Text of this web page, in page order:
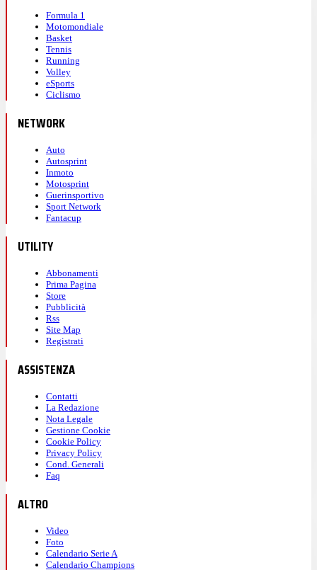
Formula 1
Motomondiale
Basket
Tennis
Running
Volley
eSports
Ciclismo
NETWORK
Auto
Autosprint
Inmoto
Motosprint
Guerinsportivo
Sport Network
Fantacup
UTILITY
Abbonamenti
Prima Pagina
Store
Pubblicità
Rss
Site Map
Registrati
ASSISTENZA
Contatti
La Redazione
Nota Legale
Gestione Cookie
Cookie Policy
Privacy Policy
Cond. Generali
Faq
ALTRO
Video
Foto
Calendario Serie A
Calendario Champions